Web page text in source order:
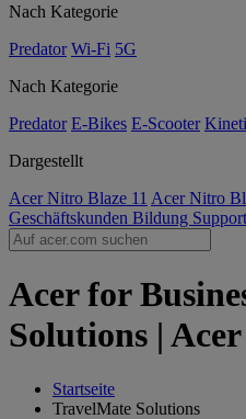
Nach Kategorie
Predator Wi-Fi 5G
Nach Kategorie
Predator E-Bikes E-Scooter
Dargestellt
Acer Nitro Blaze 11 Acer Nitro
Geschäftskunden Bildung Support
Acer for
Solutions |
Startseite
TravelMate Solutions